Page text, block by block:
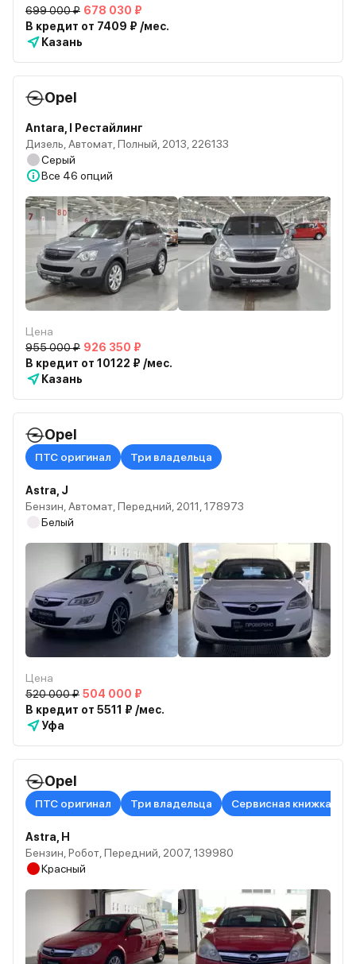
699 000 ₽ 678 030 ₽
В кредит от 7409 ₽ /мес.
Казань
Opel
Antara, I Рестайлинг
Дизель, Автомат, Полный, 2013, 226133
Серый
Все 46 опций
Цена
955 000 ₽ 926 350 ₽
В кредит от 10122 ₽ /мес.
Казань
Opel
ПТС оригинал Три владельца
Astra, J
Бензин, Автомат, Передний, 2011, 178973
Белый
Цена
520 000 ₽ 504 000 ₽
В кредит от 5511 ₽ /мес.
Уфа
Opel
ПТС оригинал Три владельца Сервисная книжка в
Astra, H
Бензин, Робот, Передний, 2007, 139980
Красный